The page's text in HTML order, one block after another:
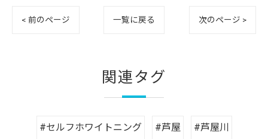
< 前のページ 一覧に戻る 次のページ >
関連タグ
#セルフホワイトニング #芦屋 #芦屋川